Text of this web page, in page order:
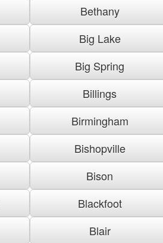
Bethany
Big Lake
Big Spring
Billings
Birmingham
Bishopville
Bison
Blackfoot
Blair